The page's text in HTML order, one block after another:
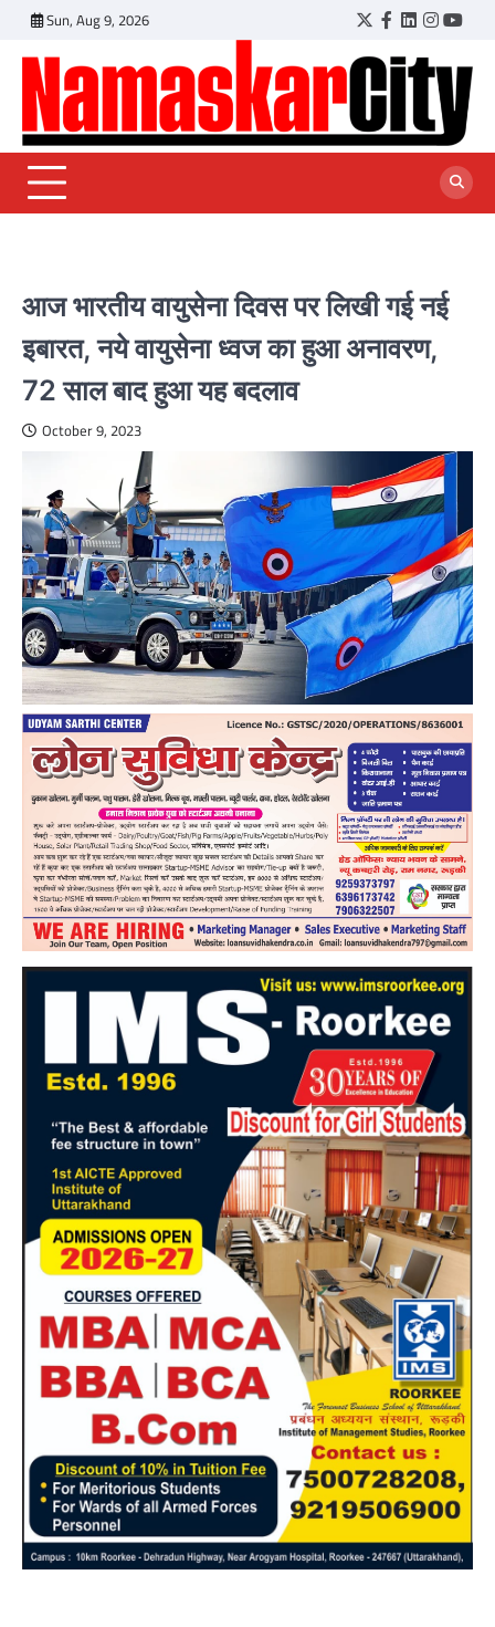
content
Sun, Aug 9, 2026 Twitter
Facebook
LinkedIn
आज भारतीय वायुसेना दिवस पर लिखी गई नई
इबारत, नये वायुसेना ध्वज का हुआ ‌अनावरण,
72 साल बाद हुआ यह बदलाव
October 9, 2023